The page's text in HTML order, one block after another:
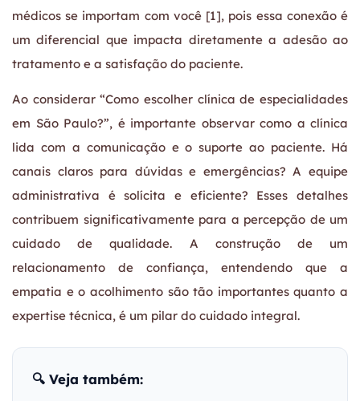
médicos se importam com você [1], pois essa conexão é
um diferencial que impacta diretamente a adesão ao
tratamento e a satisfação do paciente.
Ao considerar “Como escolher clínica de especialidades
em São Paulo?”, é importante observar como a clínica
lida com a comunicação e o suporte ao paciente. Há
canais claros para dúvidas e emergências? A equipe
administrativa é solícita e eficiente? Esses detalhes
contribuem significativamente para a percepção de um
cuidado de qualidade. A construção de um
relacionamento de confiança, entendendo que a
empatia e o acolhimento são tão importantes quanto a
expertise técnica, é um pilar do cuidado integral.
🔍 Veja também: